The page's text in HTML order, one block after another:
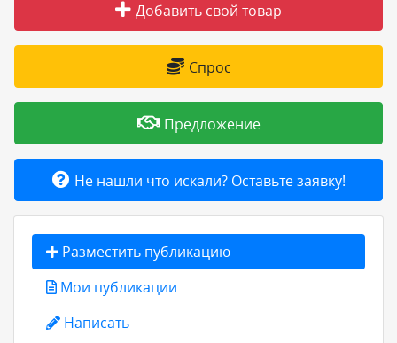
Публикации
Товары и услуги
Добавить товар или услугу
Добавить свой товар
Спрос
Предложение
Не нашли что искали? Оставьте заявку!
Разместить публикацию
Мои публикации
Написать